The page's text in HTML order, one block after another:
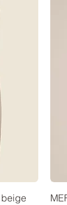
beige